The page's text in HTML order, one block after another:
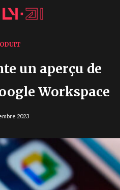
un aperçu de
Workspace
2023